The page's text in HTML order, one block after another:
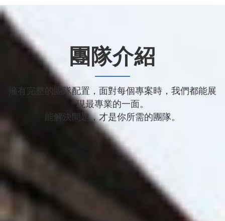
團隊介紹
擁有完整的團隊配置，面對每個專案時，我們都能展
現最專業的一面。
能解決問題，才是你所需的團隊。